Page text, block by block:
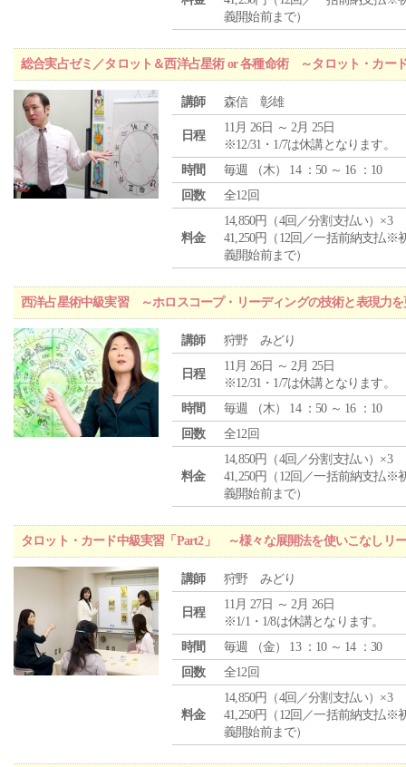
義開始前まで）
総合実占ゼミ／タロット＆西洋占星術 or 各種命術 ～タロット・カー
講師 森信 彰雄
日程
11月 26日 ～ 2月 25日
※12/31・1/7は休講となります。
時間
毎週 （木） 14 ：50 ～ 16 ：10
回数
全12回
料金
14,850円（4回／分割支払い）×3
41,250円（12回／一括前納支払※
義開始前まで）
西洋占星術中級実習 ～ホロスコープ・リーディングの技術と表現力
講師 狩野 みどり
日程
11月 26日 ～ 2月 25日
※12/31・1/7は休講となります。
時間
毎週 （木） 14 ：50 ～ 16 ：10
回数
全12回
料金
14,850円（4回／分割支払い）×3
41,250円（12回／一括前納支払※
義開始前まで）
タロット・カード中級実習「Part2」 ～様々な展開法を使いこなしリ
講師 狩野 みどり
日程
11月 27日 ～ 2月 26日
※1/1・1/8は休講となります。
時間
毎週 （金） 13 ：10 ～ 14 ：30
回数
全12回
料金
14,850円（4回／分割支払い）×3
41,250円（12回／一括前納支払※
義開始前まで）